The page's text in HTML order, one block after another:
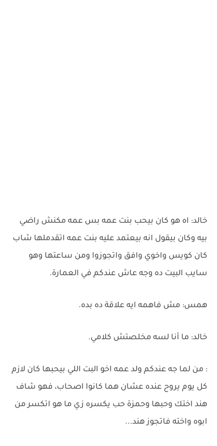
خالد: اه هو كان بيحب بنت عمه بس عمه مكنش راضي
بيه وكان بيقول انه بيعتمد عليه بنت عمه اتقدملها شاب
كان كويس واخوي وافق واتجوزوا ومن ساعتها وهو
سايب البيت ده وجه عاش عندكم في العمارة.
همس: مش فاهمه ايه علاقة ده بده.
خالد: ما أنا لسه مخلصتش كلامي.
: من لما جه عندكم ولد عمه اخو البت اللي بيحبها كان لازم
كل يوم يروح عنده عشان هما كانوا اصحاب، فهو شاف
هند اختك وحبها وحمزة حب يكسره زي ما هو اتكسر من
ابوه واخته فاتجوز هند...